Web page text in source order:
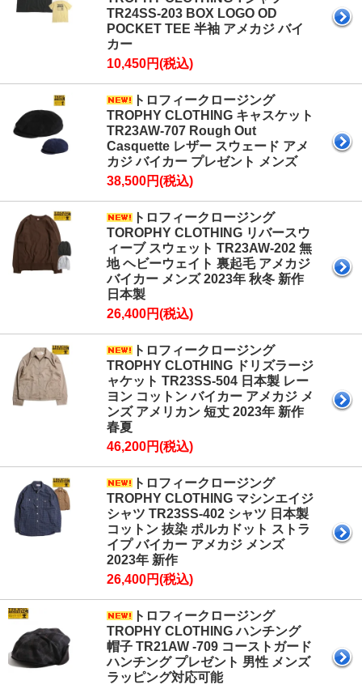
TR24SS-203 BOX LOGO OD
POCKET TEE 半袖 アメカジ バイ
カー
10,450円(税込)
トロフィークロージング
TROPHY CLOTHING キャスケット
TR23AW-707 Rough Out
Casquette レザー スウェード アメ
カジ バイカー プレゼント メンズ
38,500円(税込)
トロフィークロージング
TOROPHY CLOTHING リバースウ
ィーブ スウェット TR23AW-202 無
地 ヘビーウェイト 裏起毛 アメカジ
バイカー メンズ 2023年 秋冬 新作
日本製
26,400円(税込)
トロフィークロージング
TROPHY CLOTHING ドリズラージ
ャケット TR23SS-504 日本製 レー
ヨン コットン バイカー アメカジ メ
ンズ アメリカン 短丈 2023年 新作
春夏
46,200円(税込)
トロフィークロージング
TROPHY CLOTHING マシンエイジ
シャツ TR23SS-402 シャツ 日本製
コットン 抜染 ポルカドット ストラ
イプ バイカー アメカジ メンズ
2023年 新作
26,400円(税込)
トロフィークロージング
TROPHY CLOTHING ハンチング
帽子 TR21AW -709 コーストガード
ハンチング プレゼント 男性 メンズ
ラッピング対応可能